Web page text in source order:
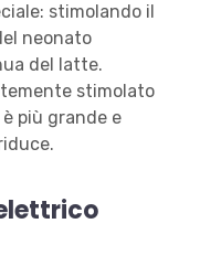
stimolando il
neonato
del latte.
stimolato
più grande e